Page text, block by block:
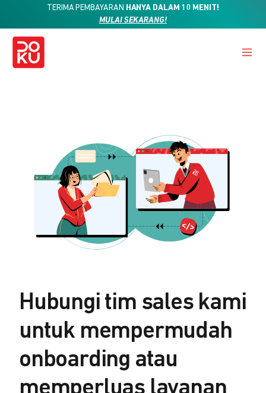
TERIMA PEMBAYARAN HANYA DALAM 10 MENIT!
MULAI SEKARANG!
Hubungi tim sales kami
untuk mempermudah
onboarding atau